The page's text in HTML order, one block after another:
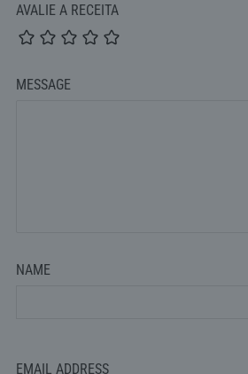
AVALIE A RECEITA
MESSAGE
NAME
EMAIL ADDRESS